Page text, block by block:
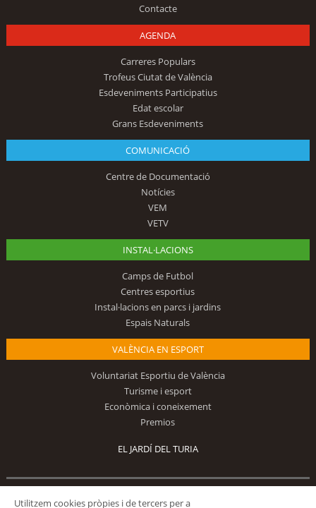
Contacte
AGENDA
Carreres Populars
Trofeus Ciutat de València
Esdeveniments Participatius
Edat escolar
Grans Esdeveniments
COMUNICACIÓ
Centre de Documentació
Notícies
VEM
VETV
INSTAL·LACIONS
Camps de Futbol
Centres esportius
Instal·lacions en parcs i jardins
Espais Naturals
VALÈNCIA EN ESPORT
Voluntariat Esportiu de València
Turisme i esport
Econòmica i coneixement
Premios
EL JARDÍ DEL TURIA
Utilitzem cookies pròpies i de tercers per a